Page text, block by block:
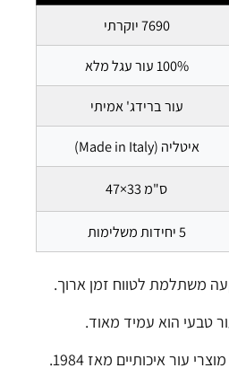
7690 יוקרתי
100% עור עגל מלא
עור ברידג' אמיתי
איטליה (Made in Italy)
47×33 ס"מ
5 יחידות משלימות
משתלמת לטווח זמן ארוך.
טבעי הוא עמיד מאוד.
עור איכותיים מאז 1984.